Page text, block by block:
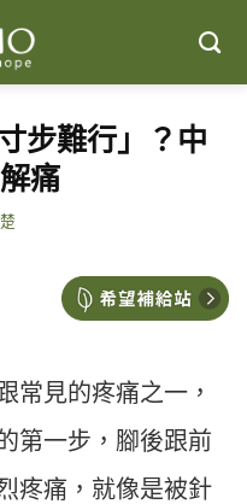
步難行」？中
痛
常見的疼痛之一，
第一步，腳後跟前
疼痛，就像是被針